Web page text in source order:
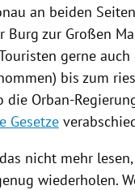
an beiden
Burg zur Großen
gerne auch
bis zum
die Orban-
Gesetze
nicht mehr
wiederholen.